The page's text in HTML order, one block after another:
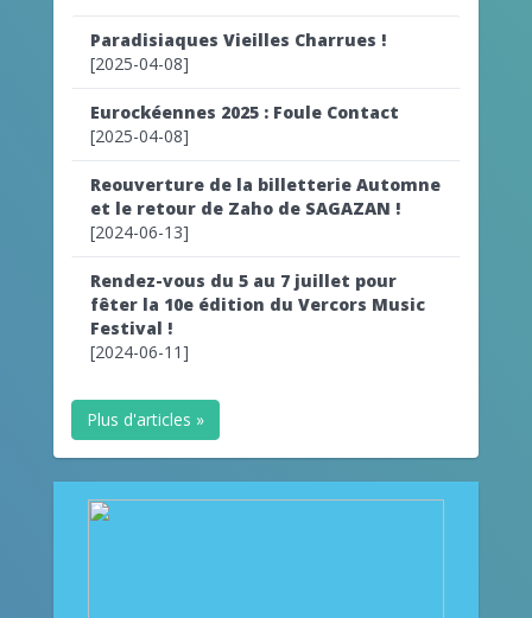
Paradisiaques Vieilles Charrues !
[2025-04-08]
Eurockéennes 2025 : Foule Contact
[2025-04-08]
Reouverture de la billetterie Automne
et le retour de Zaho de SAGAZAN !
[2024-06-13]
Rendez-vous du 5 au 7 juillet pour
fêter la 10e édition du Vercors Music
Festival !
[2024-06-11]
Plus d'articles »